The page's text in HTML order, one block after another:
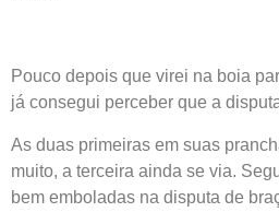
Pouco depois que virei na boia
já consegui perceber que a
As duas primeiras em suas
muito, a terceira ainda se via.
bem emboladas na disputa de